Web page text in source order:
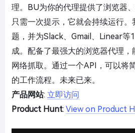
理。BU为你的代理提供了浏览器
只需一次提示，它就会持续运行
题，并为Slack、Gmail、Linear等
成。配备了最强大的浏览器代理
网络抓取。通过一个API，可以将
的工作流程。未来已来。
产品网站: 立即访问
Product Hunt: View on Product